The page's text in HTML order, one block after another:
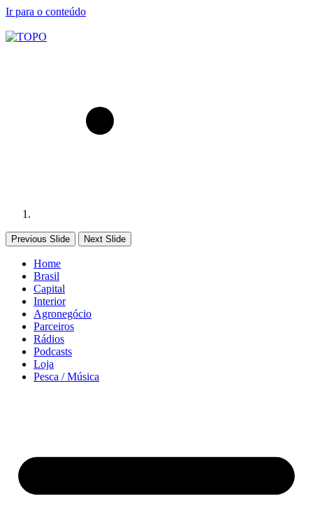
Ir para o conteúdo
Previous Slide Next Slide
Home
Brasil
Capital
Interior
Agronegócio
Parceiros
Rádios
Podcasts
Loja
Pesca / Música